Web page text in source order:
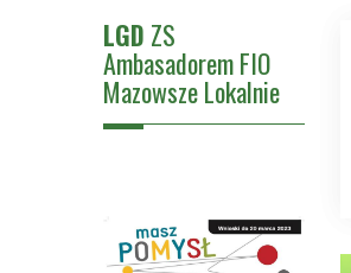
LGD ZS
Ambasadorem FIO
Mazowsze Lokalnie